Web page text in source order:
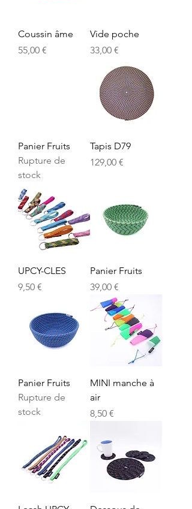
Coussin âme
Prix
55,00 €
Vide poche
Prix
33,00 €
Panier Fruits
Rupture de
stock
Tapis D79
Prix
129,00 €
UPCY-CLES
Prix
9,50 €
Panier Fruits
Prix
39,00 €
Panier Fruits
Rupture de
stock
MINI manche à
air
Prix
8,50 €